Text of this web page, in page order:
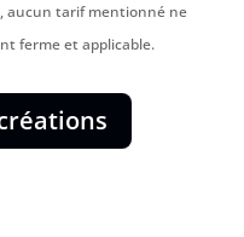
aucun tarif mentionné ne
ferme et applicable.